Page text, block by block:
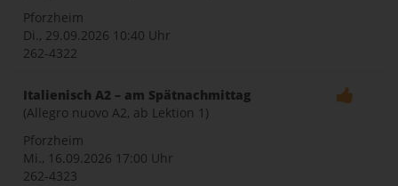
Pforzheim
Di., 29.09.2026 10:40 Uhr
262-4322
Italienisch A2 – am Spätnachmittag
(Allegro nuovo A2, ab Lektion 1)
Pforzheim
Mi., 16.09.2026 17:00 Uhr
262-4323